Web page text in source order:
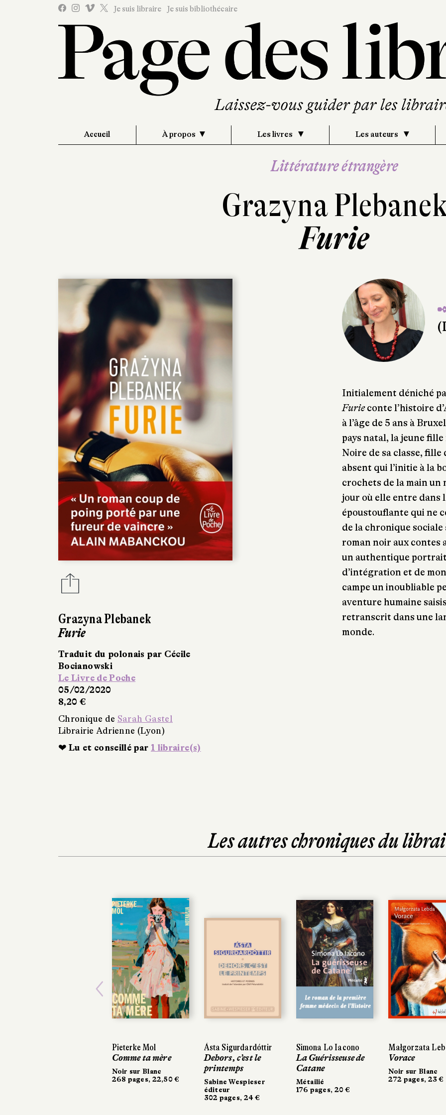
Je suis libraire Je suis bibliothécaire
Accueil À propos Les livres Les auteurs
Littérature étrangère
Grazyna
Furie
Grazyna Plebanek
Furie
Traduit du polonais par Cécile
Bocianowski
Le Livre de Poche
05/02/2020
8,20 €
Chronique de Sarah Gastel
Librairie Adrienne (Lyon)
❤ Lu et conseillé par 1 libraire(s)
Initialement déniché
Furieconte l’histoire
à l’âge de 5 ans à
pays natal, la jeune fille
Noire de sa classe, fille
absent qui l’initie à la
crochets de la main un
jour où elle entre dans
époustouflante qui ne
de la chronique
roman noir aux contes
un authentique
d’intégration et de
campe un inoubliable
aventure humaine
retranscrit dans une
monde.
Les autres chroniques du
Pieterke Mol
Comme ta mère
Noir sur Blanc
268 pages, 22,50 €
Ásta Sigurdardóttir
Dehors, c’est le
printemps
Sabine Wespieser
éditeur
302 pages, 24 €
Simona Lo Iacono
La Guérisseuse de
Catane
Métailié
176 pages, 20 €
Małgorzata
Vorace
Noir sur Blanc
272 pages, 23 €
Ásta Sigurdardóttir
Dehors, c’est le
printemps
Sabine Wespieser
éditeur
302 pages, 24 €
Simona Lo Iacono
La Guérisseuse de
Catane
Métailié
176 pages, 20 €
Małgorzata
Vorace
Noir sur Blanc
272 pages, 23 €
Previous